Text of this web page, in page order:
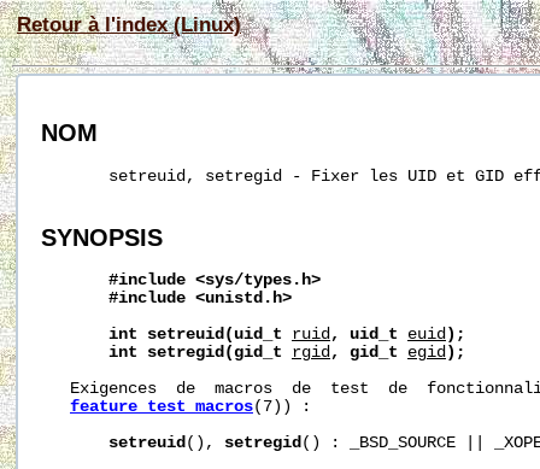
Retour à l'index (Linux)
NOM
setreuid, setregid - Fixer les UID et GID
SYNOPSIS
#include <sys/types.h>
#include <unistd.h>
int
setreuid(uid_t ruid, uid_t euid );
int
setregid(gid_t rgid, gid_t egid );
Exigences  de  macros  de  test  de
feature_test_macros(7)) :
setreuid(), setregid() : _BSD_SOURCE ||